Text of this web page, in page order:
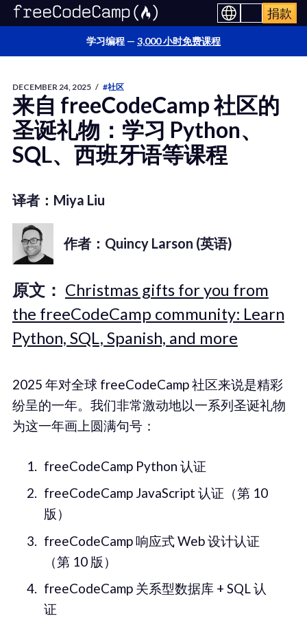
捐款
学习编程 — 3,000 小时免费课程
DECEMBER 24, 2025 / #社区
来自 freeCodeCamp 社区的
圣诞礼物：学习 Python、
SQL、西班牙语等课程
译者：Miya Liu
作者：Quincy Larson (英语)
原文： Christmas gifts for you from
the freeCodeCamp community: Learn
Python, SQL, Spanish, and more
2025 年对全球 freeCodeCamp 社区来说是精彩
纷呈的一年。我们非常激动地以一系列圣诞礼物
为这一年画上圆满句号：
freeCodeCamp Python 认证
freeCodeCamp JavaScript 认证（第 10
版）
freeCodeCamp 响应式 Web 设计认证
（第 10 版）
freeCodeCamp 关系型数据库 + SQL 认
证